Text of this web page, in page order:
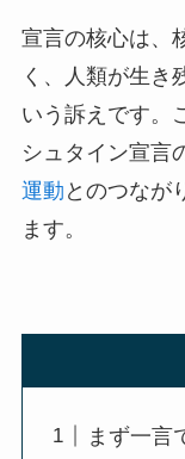
宣言の核心は、
く、人類が生き
いう訴えです。
シュタイン宣言
運動 とのつなが
ます。
まず一言